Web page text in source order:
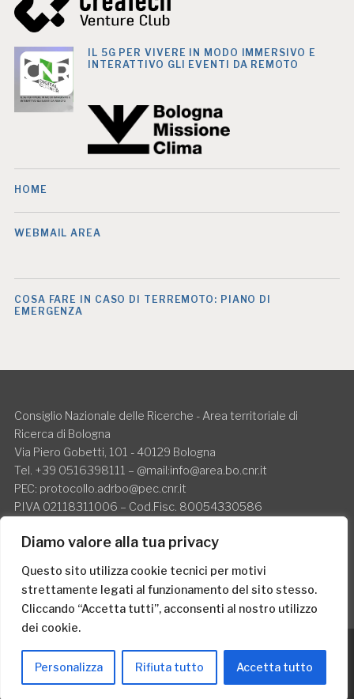
Diamo valore alla tua privacy
Questo sito utilizza cookie tecnici per motivi
strettamente legati al funzionamento del sito stesso.
Cliccando “Accetta tutti”, acconsenti al nostro utilizzo
dei cookie.
Personalizza Rifiuta tutto Accetta tutto
IL 5G PER VIVERE IN MODO IMMERSIVO E
INTERATTIVO GLI EVENTI DA REMOTO
HOME
WEBMAIL AREA
COSA FARE IN CASO DI TERREMOTO: PIANO DI
EMERGENZA
Consiglio Nazionale delle Ricerche - Area territoriale di
Ricerca di Bologna
Via Piero Gobetti, 101 - 40129 Bologna
Tel. +39 0516398111 – @mail:info@area.bo.cnr.it
PEC: protocollo.adrbo@pec.cnr.it
P.IVA 02118311006 – Cod.Fisc. 80054330586
Proudly powered by WordPress|Theme: TextBook by
WordPress.com